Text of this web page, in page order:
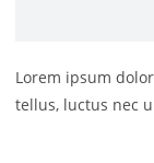
Lorem ipsum
tellus, luctus nec